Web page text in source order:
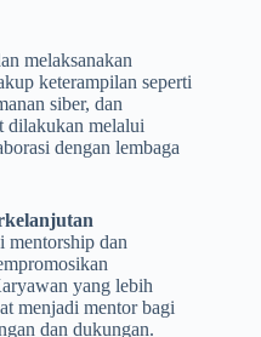
melaksanakan
keterampilan seperti
siber, dan
dilakukan melalui
dengan lembaga
mentorship dan
yang lebih
menjadi mentor bagi
dan dukungan.